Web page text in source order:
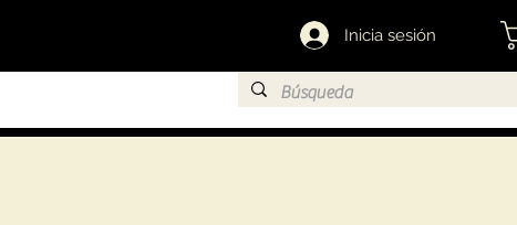
Inicia sesión